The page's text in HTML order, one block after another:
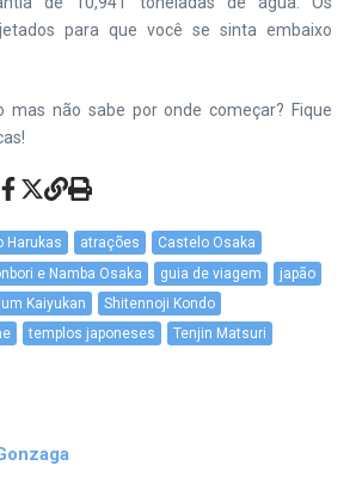
para que você se sinta embaixo
mas não sabe por onde começar? Fique
Harukas atrações
Castelo Osaka
e Namba Osaka guia de viagem
japão
Kaiyukan
Shitennoji Kondo
templos japoneses
Tenjin Matsuri